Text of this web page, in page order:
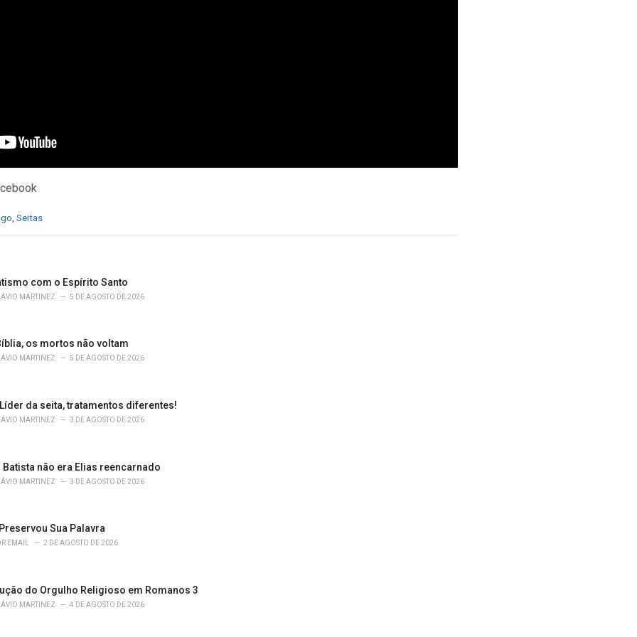
, Seitas
com o Espírito Santo
MARTINEZ 5 DE AGOSTO DE 2026
os mortos não voltam
MARTINEZ 5 DE AGOSTO DE 2026
da seita, tratamentos diferentes!
MARTINEZ 3 DE AGOSTO DE 2026
Batista não era Elias reencarnado
MARTINEZ 3 DE AGOSTO DE 2026
Sua Palavra
EMAIL 2 DE AGOSTO DE 2026
do Orgulho Religioso em Romanos 3
MARTINEZ 4 DE AGOSTO DE 2026